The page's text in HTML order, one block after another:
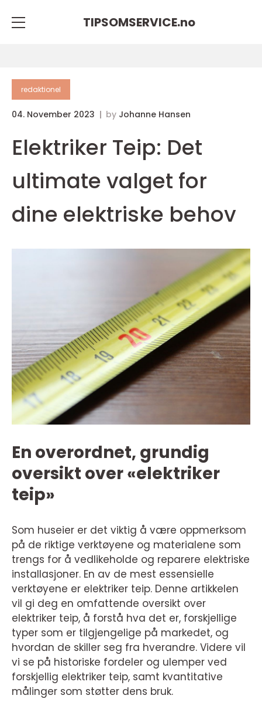
TIPSOMSERVICE.no
redaktionel
04. November 2023 by Johanne Hansen
Elektriker Teip: Det
ultimate valget for
dine elektriske behov
En overordnet, grundig
oversikt over «elektriker
teip»
Som huseier er det viktig å være oppmerksom
på de riktige verktøyene og materialene som
trengs for å vedlikeholde og reparere elektriske
installasjoner. En av de mest essensielle
verktøyene er elektriker teip. Denne artikkelen
vil gi deg en omfattende oversikt over
elektriker teip, å forstå hva det er, forskjellige
typer som er tilgjengelige på markedet, og
hvordan de skiller seg fra hverandre. Videre vil
vi se på historiske fordeler og ulemper ved
forskjellig elektriker teip, samt kvantitative
målinger som støtter dens bruk.